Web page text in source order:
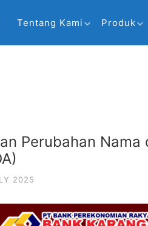
Tentang Kami Produk
Perubahan Nama
2025